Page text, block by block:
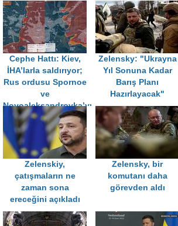
Cephe Hattı: Kiev,
İHA’larla saldırıyor;
Rus ordusu Spornoe
ve
Novoaleksandrovka’yı
aldı
Zelensky: "Ukrayna
Yıl Sonuna Kadar
Barış Planı
Hazırlayacak"
Zelenskiy,
çatışmaların ne
zaman sona
ereceğini açıkladı
Zelensky, bir
komutanı daha
görevden aldı